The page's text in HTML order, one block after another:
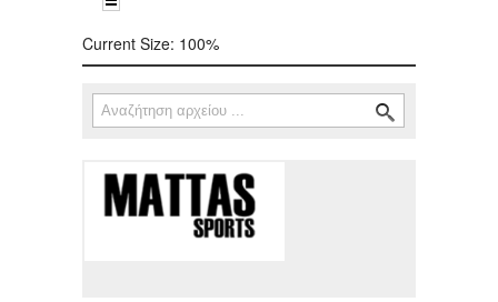
Current Size: 100%
Φόρμα αναζήτησης
Αναζήτηση